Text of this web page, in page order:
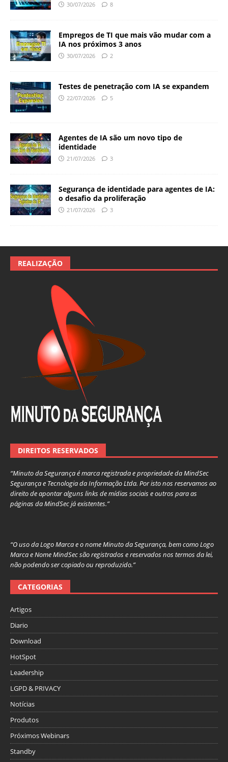
30/07/2026 8
Empregos de TI que mais vão mudar com a
IA nos próximos 3 anos
30/07/2026 2
Testes de penetração com IA se expandem
22/07/2026 5
Agentes de IA são um novo tipo de
identidade
21/07/2026 3
Segurança de identidade para agentes de IA:
o desafio da proliferação
21/07/2026 3
REALIZAÇÃO
DIREITOS RESERVADOS
“Minuto da Segurança é marca registrada e propriedade da MindSec
Segurança e Tecnologia da Informação Ltda. Por isto nos reservamos ao
direito de apontar alguns links de mídias sociais e outros para as
páginas da MindSec já existentes.”
“O uso da Logo Marca e o nome Minuto da Segurança, bem como Logo
Marca e Nome MindSec são registrados e reservados nos termos da lei,
não podendo ser copiado ou reproduzido.”
CATEGORIAS
Artigos
Diario
Download
HotSpot
Leadership
LGPD & PRIVACY
Notícias
Produtos
Próximos Webinars
Standby